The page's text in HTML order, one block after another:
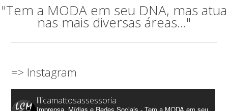
"Tem a MODA em seu DNA, mas atua
nas mais diversas áreas..."
=> Instagram
lilicamattosassessoria